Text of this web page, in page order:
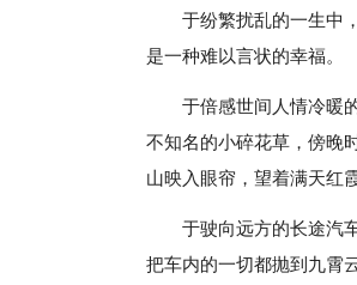
于纷繁扰乱的一生中
是一种难以言状的幸福。
于倍感世间人情冷暖
不知名的小碎花草，傍晚
山映入眼帘，望着满天红
于驶向远方的长途汽
把车内的一切都抛到九霄